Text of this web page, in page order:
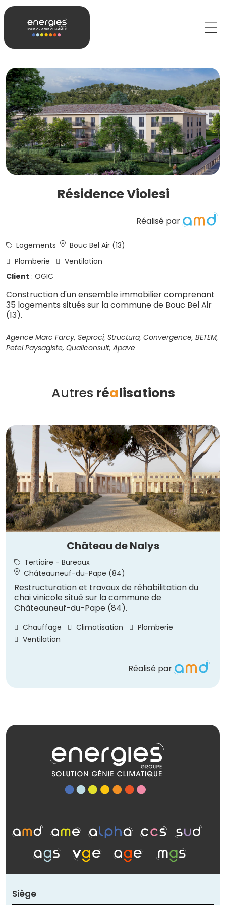
Résidence Violesi
Réalisé par
Logements
Bouc Bel Air (13)
Plomberie
Ventilation
Client : OGIC
Construction d'un ensemble immobilier comprenant
35 logements situés sur la commune de Bouc Bel Air
(13).
Agence Marc Farcy, Seproci, Structura, Convergence, BETEM,
Petel Paysagiste, Qualiconsult, Apave
Autres réalisations
Château de Nalys
Tertiaire - Bureaux
Châteauneuf-du-Pape (84)
Restructuration et travaux de réhabilitation du
chai vinicole situé sur la commune de
Châteauneuf-du-Pape (84).
Chauffage Climatisation
Plomberie
Ventilation
Réalisé par
Siège